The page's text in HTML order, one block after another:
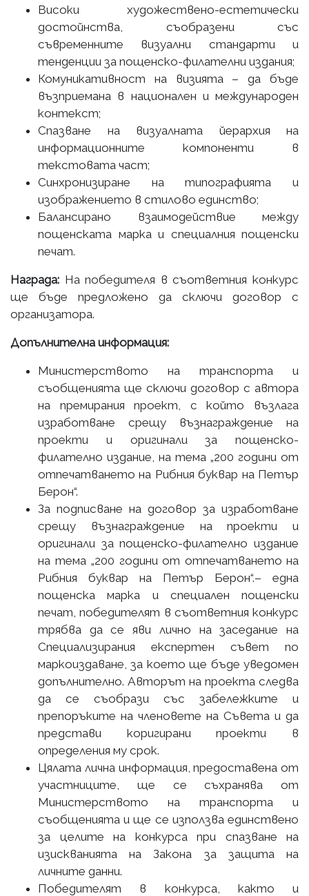
Високи художествено-естетически
достойнства, съобразени със
съвременните визуални стандарти и
тенденции за пощенско-филателни издания;
Комуникативност на визията – да бъде
възприемана в национален и международен
контекст;
Спазване на визуалната йерархия на
информационните компоненти в
текстовата част;
Синхронизиране на типографията и
изображението в стилово единство;
Балансирано взаимодействие между
пощенската марка и специалния пощенски
печат.
Награда: На победителя в съответния конкурс
ще бъде предложено да сключи договор с
организатора.
Допълнителна информация:
Министерството на транспорта и
съобщенията ще сключи договор с автора
на премирания проект, с който възлага
изработване срещу възнаграждение на
проекти и оригинали за пощенско-
филателно издание, на тема „200 години от
отпечатването на Рибния буквар на Петър
Берон“.
За подписване на договор за изработване
срещу възнаграждение на проекти и
оригинали за пощенско-филателно издание
на тема „200 години от отпечатването на
Рибния буквар на Петър Берон“.– една
пощенска марка и специален пощенски
печат, победителят в съответния конкурс
трябва да се яви лично на заседание на
Специализирания експертен съвет по
маркоиздаване, за което ще бъде уведомен
допълнително. Авторът на проекта следва
да се съобрази със забележките и
препоръките на членовете на Съвета и да
представи коригирани проекти в
определения му срок.
Цялата лична информация, предоставена от
участниците, ще се съхранява от
Министерството на транспорта и
съобщенията и ще се използва единствено
за целите на конкурса при спазване на
изискванията на Закона за защита на
личните данни.
Победителят в конкурса, както и